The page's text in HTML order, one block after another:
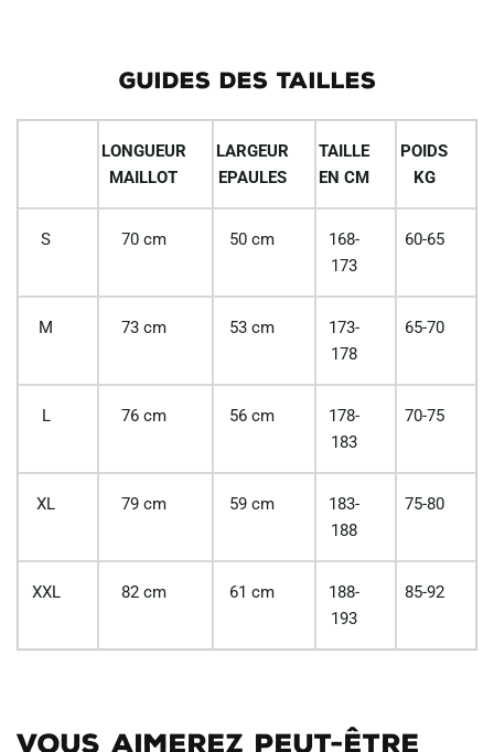
GUIDES DES TAILLES
LONGUEUR
MAILLOT
LARGEUR
EPAULES
TAILLE
EN CM
POIDS
KG
S 70 cm 50 cm
168-
173
60-65
M 73 cm 53 cm
173-
178
65-70
L 76 cm 56 cm
178-
183
70-75
XL 79 cm 59 cm
183-
188
75-80
XXL 82 cm 61 cm
188-
193
85-92
Vous aimerez peut-être